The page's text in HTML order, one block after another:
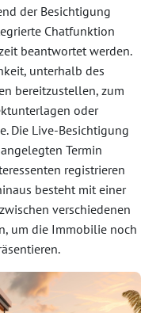
der Besichtigung
Chatfunktion
beantwortet werden.
unterhalb des
bereitzustellen, zum
oder
Die Live-Besichtigung
Termin
registrieren
besteht mit einer
verschiedenen
um die Immobilie noch